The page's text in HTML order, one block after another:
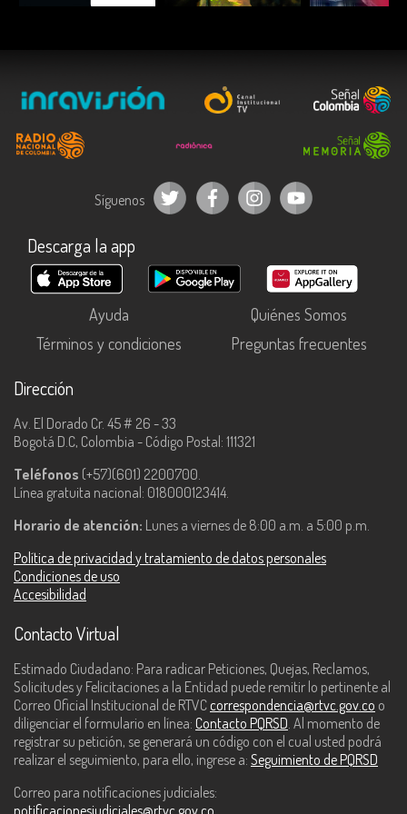
Síguenos
Descarga la app
Ayuda
Quiénes Somos
Términos y condiciones
Preguntas frecuentes
Dirección
Av. El Dorado Cr. 45 # 26 - 33
Bogotá D.C, Colombia - Código Postal: 111321
Teléfonos (+57)(601) 2200700.
Línea gratuita nacional: 018000123414.
Horario de atención: Lunes a viernes de 8:00 a.m. a 5:00 p.m.
Política de privacidad y tratamiento de datos personales
Condiciones de uso
Accesibilidad
Contacto Virtual
Estimado Ciudadano: Para radicar Peticiones, Quejas, Reclamos,
Solicitudes y Felicitaciones a la Entidad puede remitir lo pertinente al
Correo Oficial Institucional de RTVC correspondencia@rtvc.gov.co o
diligenciar el formulario en línea: Contacto PQRSD. Al momento de
registrar su petición, se generará un código con el cual usted podrá
realizar el seguimiento, para ello, ingrese a: Seguimiento de PQRSD
Correo para notificaciones judiciales: